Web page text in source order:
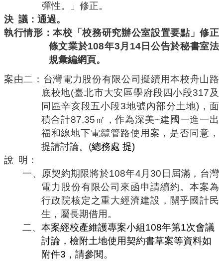
彈性。」修正。
決 議：通過。
執行情形：本校「校務研究辦公室設置要點」修正
條文業於108年3月 14日公告於秘書室法
規彙編網頁。
案由二： 台灣電力股份有限公司擬續用本校舟山路
底校地(臺北市大安區學府段四小段317及
同區辛亥段五小段3地號內部分土地) ，面
積合計87.35 ㎡，作為深美~建國一進一出
福和線地下電纜管路使用案，是否同意，
提請討論。 (總務處 提)
說 明：
一、 原契約期限將於108年4 月 30 日屆滿，台灣
電力股份有限公司來函申請續約。本案為
行政院核定之重大經濟建設，關乎國計民
生，屬長期借用。
二、本案經校產維護專案小組 108年第1次會議
討論，檢附土地使用契約書草案等資料如
附件3 ，請參閱。